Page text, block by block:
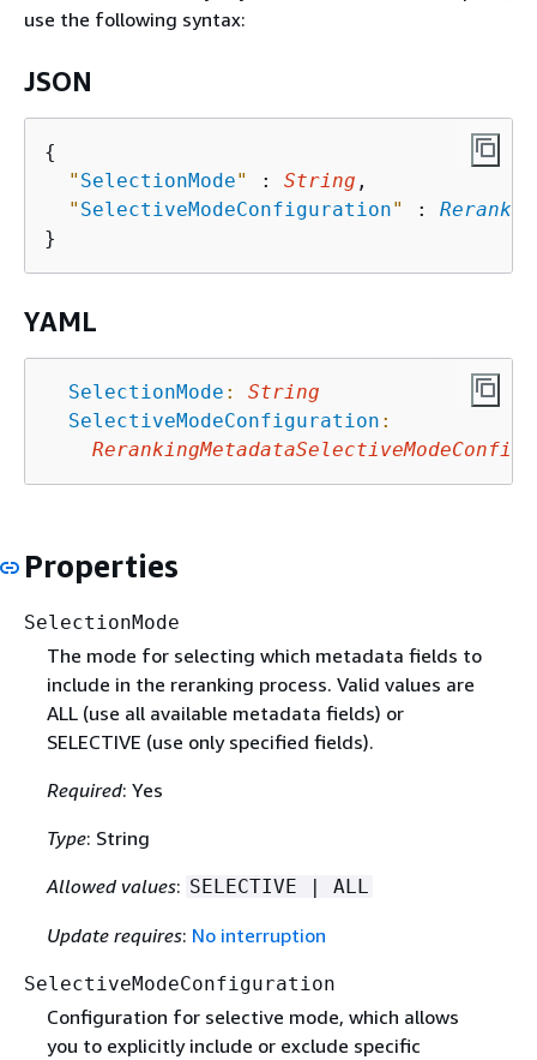
use the following syntax:
JSON
{
" SelectionMode" : String ,
" SelectiveModeConfiguration" :
YAML
SelectionMode :
String
SelectiveModeConfiguration :
Properties
SelectionMode
The mode for selecting which metadata fields to
include in the reranking process. Valid values are
ALL (use all available metadata fields) or
SELECTIVE (use only specified fields).
Required: Yes
Type: String
Allowed values: SELECTIVE | ALL
Update requires: No interruption
SelectiveModeConfiguration
Configuration for selective mode, which allows
you to explicitly include or exclude specific